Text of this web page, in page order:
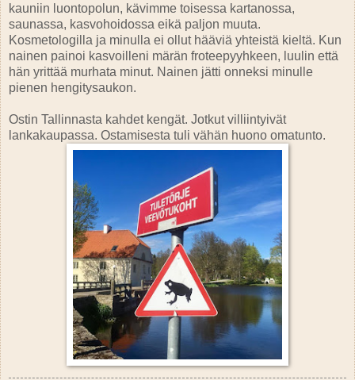
kauniin luontopolun, kävimme toisessa kartanossa,
saunassa, kasvohoidossa eikä paljon muuta.
Kosmetologilla ja minulla ei ollut hääviä yhteistä kieltä. Kun
nainen painoi kasvoilleni märän froteepyyhkeen, luulin että
hän yrittää murhata minut. Nainen jätti onneksi minulle
pienen hengitysaukon.
Ostin Tallinnasta kahdet kengät. Jotkut villiintyivät
lankakaupassa. Ostamisesta tuli vähän huono omatunto.